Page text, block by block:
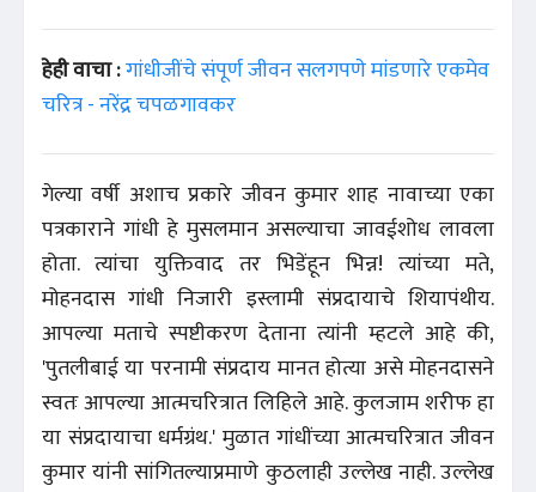
हेही वाचा :गांधीजींचे संपूर्ण जीवन सलगपणे मांडणारे एकमेव
चरित्र - नरेंद्र चपळगावकर
गेल्या वर्षी अशाच प्रकारे जीवन कुमार शाह नावाच्या एका
पत्रकाराने गांधी हे मुसलमान असल्याचा जावईशोध लावला
होता. त्यांचा युक्तिवाद तर भिडेंहून भिन्न! त्यांच्या मते,
मोहनदास गांधी निजारी इस्लामी संप्रदायाचे शियापंथीय.
आपल्या मताचे स्पष्टीकरण देताना त्यांनी म्हटले आहे की,
'पुतलीबाई या परनामी संप्रदाय मानत होत्या असे मोहनदासने
स्वतः आपल्या आत्मचरित्रात लिहिले आहे. कुलजाम शरीफ हा
या संप्रदायाचा धर्मग्रंथ.' मुळात गांधींच्या आत्मचरित्रात जीवन
कुमार यांनी सांगितल्याप्रमाणे कुठलाही उल्लेख नाही. उल्लेख